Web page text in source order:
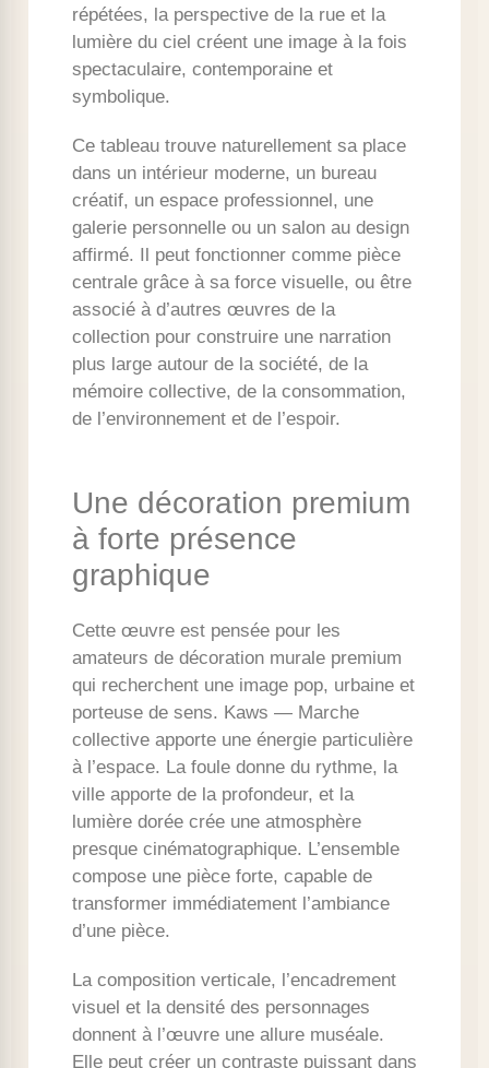
répétées, la perspective de la rue et la
lumière du ciel créent une image à la fois
spectaculaire, contemporaine et
symbolique.
Ce tableau trouve naturellement sa place
dans un intérieur moderne, un bureau
créatif, un espace professionnel, une
galerie personnelle ou un salon au design
affirmé. Il peut fonctionner comme pièce
centrale grâce à sa force visuelle, ou être
associé à d’autres œuvres de la
collection pour construire une narration
plus large autour de la société, de la
mémoire collective, de la consommation,
de l’environnement et de l’espoir.
Une décoration premium
à forte présence
graphique
Cette œuvre est pensée pour les
amateurs de décoration murale premium
qui recherchent une image pop, urbaine et
porteuse de sens. Kaws — Marche
collective apporte une énergie particulière
à l’espace. La foule donne du rythme, la
ville apporte de la profondeur, et la
lumière dorée crée une atmosphère
presque cinématographique. L’ensemble
compose une pièce forte, capable de
transformer immédiatement l’ambiance
d’une pièce.
La composition verticale, l’encadrement
visuel et la densité des personnages
donnent à l’œuvre une allure muséale.
Elle peut créer un contraste puissant dans